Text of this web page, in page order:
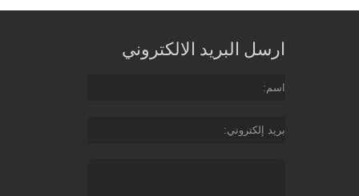
ارسل البريد الالكتروني
اسم
بريد إلكتروني